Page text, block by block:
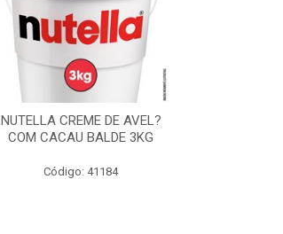
NUTELLA CREME DE AVEL?
COM CACAU BALDE 3KG
Código: 41184